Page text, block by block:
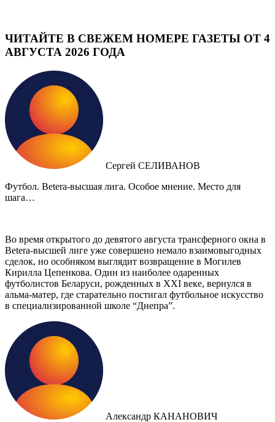
ЧИТАЙТЕ В СВЕЖЕМ НОМЕРЕ ГАЗЕТЫ ОТ 4
АВГУСТА 2026 ГОДА
Сергей СЕЛИВАНОВ
Футбол. Betera-высшая лига. Особое мнение. Место для
шага…
Во время открытого до девятого августа трансферного окна в
Betera-высшей лиге уже совершено немало взаимовыгодных
сделок, но особняком выглядит возвращение в Могилев
Кирилла Цепенкова. Один из наиболее одаренных
футболистов Беларуси, рожденных в XXI веке, вернулся в
альма-матер, где старательно постигал футбольное искусство
в специализированной школе “Днепра”.
Александр КАНАНОВИЧ